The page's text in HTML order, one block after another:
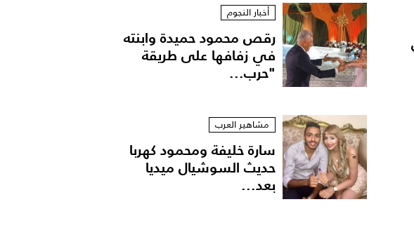
أخبار النجوم
رقص محمود حميدة وابنته
في زفافها على طريقة
"حرب...
مشاهير العرب
سارة خليفة ومحمود كهربا
حديث السوشيال ميديا
بعد...